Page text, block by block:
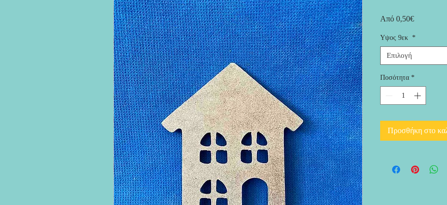
Από 0,50€Τιμή
Υψος 9εκ *
Επιλογή
Ποσότητα *
Προσθήκη στο